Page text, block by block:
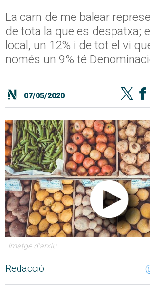
La carn de me balear
de tota la que es despatxa;
local, un 12% i de tot el vi
només un 9% té
07/05/2020
Imatge d'arxiu.
Redacció